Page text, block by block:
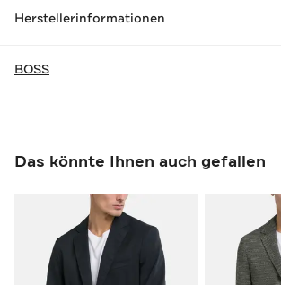
Herstellerinformationen
BOSS
Das könnte Ihnen auch gefallen